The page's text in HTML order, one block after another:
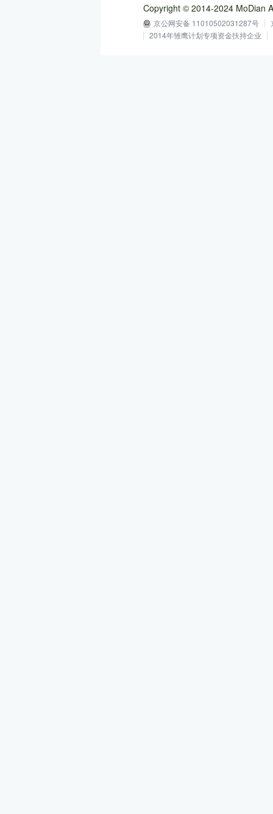
Copyright © 2014-2024 MoDian
京公网安备 11010502031287号
2014年雏鹰计划专项资金扶持企业